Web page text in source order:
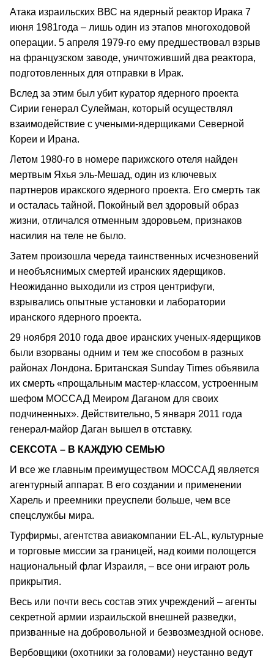
Атака израильских ВВС на ядерный реактор Ирака 7
июня 1981года – лишь один из этапов многоходовой
операции. 5 апреля 1979-го ему предшествовал взрыв
на французском заводе, уничтоживший два реактора,
подготовленных для отправки в Ирак.
Вслед за этим был убит куратор ядерного проекта
Сирии генерал Сулейман, который осуществлял
взаимодействие с учеными-ядерщиками Северной
Кореи и Ирана.
Летом 1980-го в номере парижского отеля найден
мертвым Яхья эль-Мешад, один из ключевых
партнеров иракского ядерного проекта. Его смерть так
и осталась тайной. Покойный вел здоровый образ
жизни, отличался отменным здоровьем, признаков
насилия на теле не было.
Затем произошла череда таинственных исчезновений
и необъяснимых смертей иранских ядерщиков.
Неожиданно выходили из строя центрифуги,
взрывались опытные установки и лаборатории
иранского ядерного проекта.
29 ноября 2010 года двое иранских ученых-ядерщиков
были взорваны одним и тем же способом в разных
районах Лондона. Британская Sunday Times объявила
их смерть «прощальным мастер-классом, устроенным
шефом МОССАД Меиром Даганом для своих
подчиненных». Действительно, 5 января 2011 года
генерал-майор Даган вышел в отставку.
СЕКСОТА – В КАЖДУЮ СЕМЬЮ
И все же главным преимуществом МОССАД является
агентурный аппарат. В его создании и применении
Харель и преемники преуспели больше, чем все
спецслужбы мира.
Турфирмы, агентства авиакомпании EL-AL, культурные
и торговые миссии за границей, над коими полощется
национальный флаг Израиля, – все они играют роль
прикрытия.
Весь или почти весь состав этих учреждений – агенты
секретной армии израильской внешней разведки,
призванные на добровольной и безвозмездной основе.
Вербовщики (охотники за головами) неустанно ведут